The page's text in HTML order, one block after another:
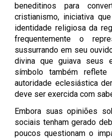
beneditinos para
cristianismo, iniciativa
identidade religiosa da
frequentemente o
sussurrando em seu
divina que guiava seus
símbolo também
autoridade eclesiástica
deve ser exercida com
Embora suas opiniões
sociais tenham gerado
poucos questionam o